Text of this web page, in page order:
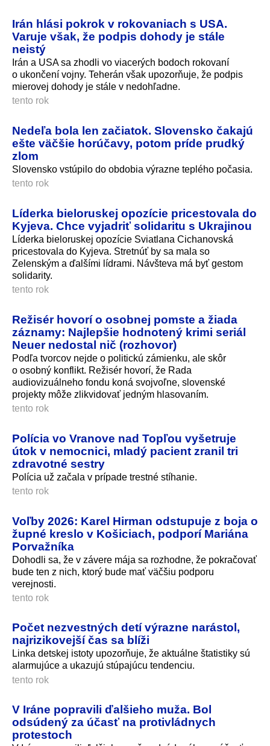
Irán hlási pokrok v rokovaniach s USA.
Varuje však, že podpis dohody je stále
neistý
Irán a USA sa zhodli vo viacerých bodoch rokovaní
o ukončení vojny. Teherán však upozorňuje, že podpis
mierovej dohody je stále v nedohľadne.
tento rok
Nedeľa bola len začiatok. Slovensko čakajú
ešte väčšie horúčavy, potom príde prudký
zlom
Slovensko vstúpilo do obdobia výrazne teplého počasia.
tento rok
Líderka bieloruskej opozície pricestovala do
Kyjeva. Chce vyjadriť solidaritu s Ukrajinou
Líderka bieloruskej opozície Sviatlana Cichanovská
pricestovala do Kyjeva. Stretnúť by sa mala so
Zelenským a ďalšími lídrami. Návšteva má byť gestom
solidarity.
tento rok
Režisér hovorí o osobnej pomste a žiada
záznamy: Najlepšie hodnotený krimi seriál
Neuer nedostal nič (rozhovor)
Podľa tvorcov nejde o politickú zámienku, ale skôr
o osobný konflikt. Režisér hovorí, že Rada
audiovizuálneho fondu koná svojvoľne, slovenské
projekty môže zlikvidovať jedným hlasovaním.
tento rok
Polícia vo Vranove nad Topľou vyšetruje
útok v nemocnici, mladý pacient zranil tri
zdravotné sestry
Polícia už začala v prípade trestné stíhanie.
tento rok
Voľby 2026: Karel Hirman odstupuje z boja o
župné kreslo v Košiciach, podporí Mariána
Porvažníka
Dohodli sa, že v závere mája sa rozhodne, že pokračovať
bude ten z nich, ktorý bude mať väčšiu podporu
verejnosti.
tento rok
Počet nezvestných detí výrazne narástol,
najrizikovejší čas sa blíži
Linka detskej istoty upozorňuje, že aktuálne štatistiky sú
alarmujúce a ukazujú stúpajúcu tendenciu.
tento rok
V Iráne popravili ďalšieho muža. Bol
odsúdený za účasť na protivládnych
protestoch